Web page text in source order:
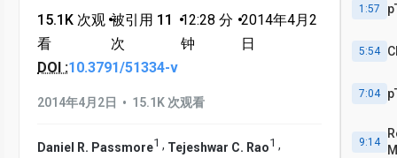
15.1K 次观
看
•被引用 11
次
•12:28 分
钟
•2014年4月2
日
DOI :10.3791/51334-v
2014年4月2日 • 15.1K 次观看
Daniel R. Passmore1 , Tejeshwar C. Rao1 ,
1:57
5:54
7:04
9:14